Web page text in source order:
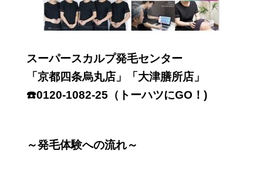
スーパースカルプ発毛センター
「京都四条烏丸店」「大津膳所店」
☎️0120-1082-25（トーハツにGO！)
～発毛体験への流れ～